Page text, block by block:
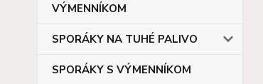
VÝMENNÍKOM
SPORÁKY NA TUHÉ PALIVO
SPORÁKY S VÝMENNÍKOM